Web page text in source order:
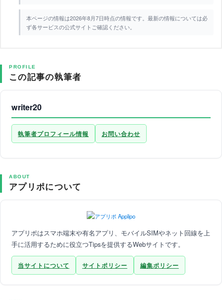
本ページの情報は2026年8月7日時点の情報です。最新の情報については必
ず各サービスの公式サイトご確認ください。
PROFILE
この記事の執筆者
writer20
執筆者プロフィール情報 お問い合わせ
ABOUT
アプリポについて
アプリポはスマホ端末や有名アプリ、モバイルSIMやネット回線を上
手に活用するために役立つTipsを提供するWebサイトです。
当サイトについて サイトポリシー 編集ポリシー